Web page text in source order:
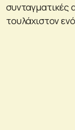
συνταγματικές
τουλάχιστον